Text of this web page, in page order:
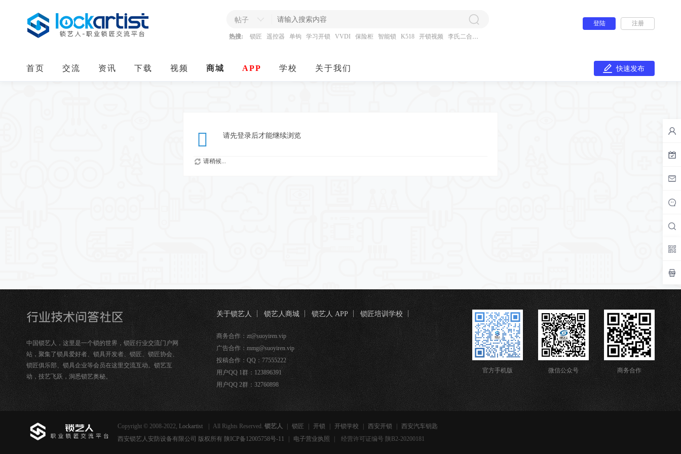
帖子
热搜: 锁匠 遥控器 单钩 学习开锁 VVDI 保险柜 智能锁 K518 开锁视频 李氏二合一
登陆 注册
首页 交流 资讯 下载 视频 商城 APP 学校 关于我们 快速发布
请先登录后才能继续浏览
请稍候...
中国锁艺人，这里是一个锁的世界，锁匠行业交流门户网
站，聚集了锁具爱好者、锁具开发者、锁匠、锁匠协会、
锁匠俱乐部、锁具企业等会员在这里交流互动。锁艺互
动，技艺飞跃，洞悉锁艺奥秘。
关于锁艺人 锁艺人商城 锁艺人 APP
锁匠培训学校
锁匠宝
商务合作：zt@suoyiren.vip
广告合作：mmg@suoyiren.vip
投稿合作：QQ：77555222
用户QQ 1群：123896391
用户QQ 2群：32760898
官方手机版 微信公众号 商务合作
Copyright © 2008-2022, Lockartist All Rights Reserved. 锁艺人 锁匠 开锁 开锁学校 西安开锁
西安汽车钥匙
西安锁艺人安防设备有限公司 版权所有 陕ICP备12005758号-11
电子营业执照 经营许可证编号 陕B2-20200181